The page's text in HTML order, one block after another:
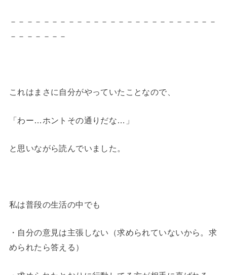
－－－－－－－－－－－－－－－－－－－－－－－－－
－－－－－－－
これはまさに自分がやっていたことなので、
「わー…ホントその通りだな…」
と思いながら読んでいました。
私は普段の生活の中でも
・自分の意見は主張しない（求められていないから。求
められたら答える）